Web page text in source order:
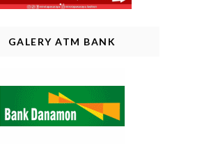
GALERY ATM BANK